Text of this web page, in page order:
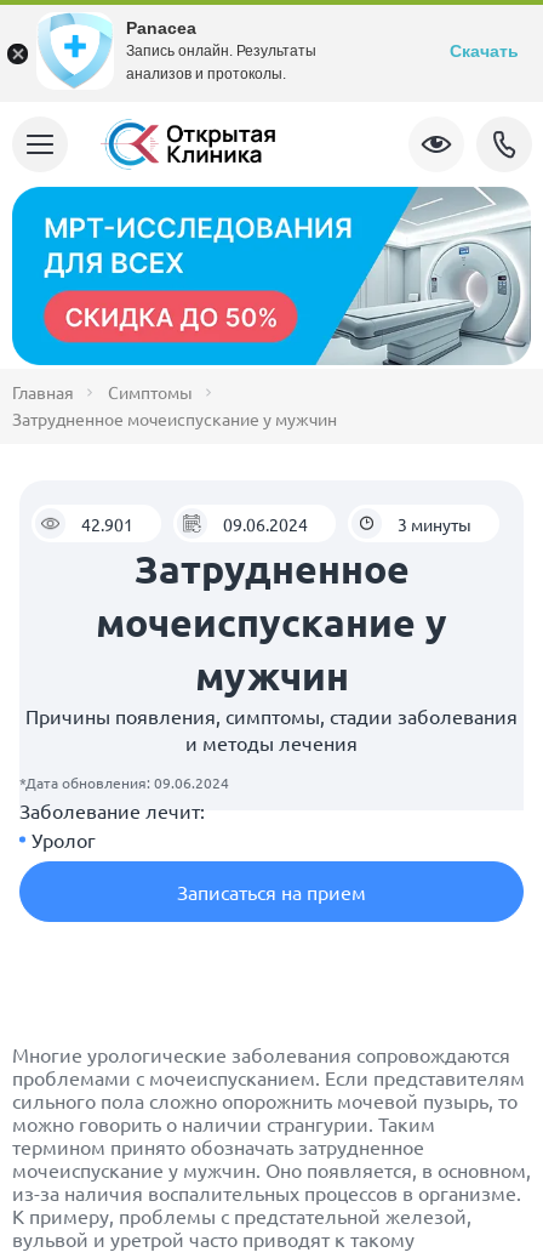
Главная
Симптомы
Затрудненное мочеиспускание у мужчин
42.901 09.06.2024 3 минуты
Затрудненное
мочеиспускание у
мужчин
Причины появления, симптомы, стадии заболевания
и методы лечения
*Дата обновления: 09.06.2024
Заболевание лечит:
Уролог
Записаться на прием
Многие урологические заболевания сопровождаются
проблемами с мочеиспусканием. Если представителям
сильного пола сложно опорожнить мочевой пузырь, то
можно говорить о наличии странгурии. Таким
термином принято обозначать затрудненное
мочеиспускание у мужчин. Оно появляется, в основном,
из-за наличия воспалительных процессов в организме.
К примеру, проблемы с предстательной железой,
вульвой и уретрой часто приводят к такому
Panacea
Запись онлайн. Результаты
анализов и протоколы.
Скачать